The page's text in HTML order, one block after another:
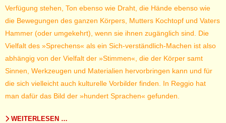
Verfügung stehen, Ton ebenso wie Draht, die Hände ebenso wie
die Bewegungen des ganzen Körpers, Mutters Kochtopf und Vaters
Hammer (oder umgekehrt), wenn sie ihnen zugänglich sind. Die
Vielfalt des »Sprechens« als ein Sich-verständlich-Machen ist also
abhängig von der Vielfalt der »Stimmen«, die der Körper samt
Sinnen, Werkzeugen und Materialien hervorbringen kann und für
die sich vielleicht auch kulturelle Vorbilder finden. In Reggio hat
man dafür das Bild der »hundert Sprachen« gefunden.
WEITERLESEN …